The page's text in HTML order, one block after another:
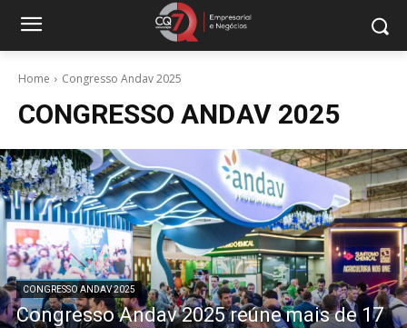
Home Congresso Andav 2025
CONGRESSO ANDAV 2025
CONGRESSO ANDAV 2025
Congresso Andav 2025 reúne mais de 17